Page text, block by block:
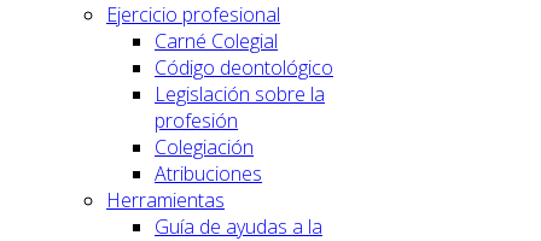
Ejercicio profesional
Carné Colegial
Código deontológico
Legislación sobre la
profesión
Colegiación
Atribuciones
Herramientas
Guía de ayudas a la